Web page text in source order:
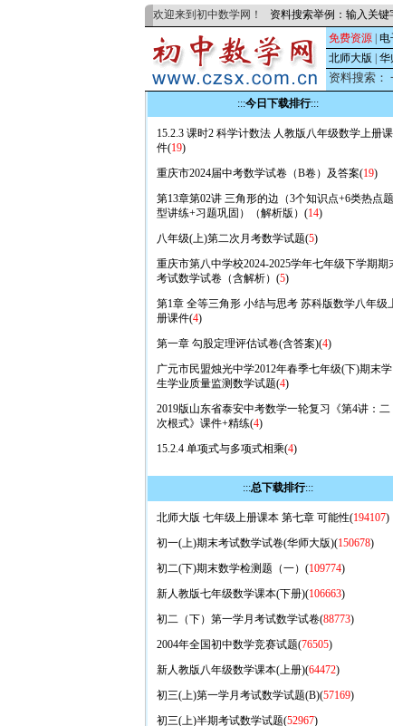
欢迎来到初中数学网！ 资料搜索举例：输入关键
免费资源 电
北师大版
华
资料搜索：
:::今日下载排行:::
15.2.3 课时2 科学计数法 人教版八年级数学上册课
件(19)
重庆市2024届中考数学试卷（B卷）及答案(19)
第13章第02讲 三角形的边（3个知识点+6类热点题
型讲练+习题巩固）（解析版）(14)
八年级(上)第二次月考数学试题(5)
重庆市第八中学校2024-2025学年七年级下学期期
考试数学试卷（含解析）(5)
第1章 全等三角形 小结与思考 苏科版数学八年级
册课件(4)
第一章 勾股定理评估试卷(含答案)(4)
广元市民盟烛光中学2012年春季七年级(下)期末学
生学业质量监测数学试题(4)
2019版山东省泰安中考数学一轮复习《第4讲：二
次根式》课件+精练(4)
15.2.4 单项式与多项式相乘(4)
:::总下载排行:::
北师大版 七年级上册课本 第七章 可能性(194107)
初一(上)期末考试数学试卷(华师大版)(150678)
初二(下)期末数学检测题（一）(109774)
新人教版七年级数学课本(下册)(106663)
初二（下）第一学月考试数学试卷(88773)
2004年全国初中数学竞赛试题(76505)
新人教版八年级数学课本(上册)(64472)
初三(上)第一学月考试数学试题(B)(57169)
初三(上)半期考试数学试题(52967)